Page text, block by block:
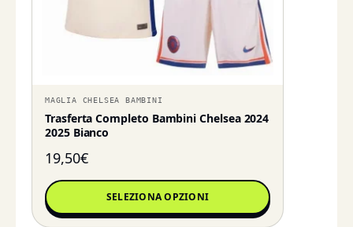
MAGLIA CHELSEA BAMBINI
Trasferta Completo Bambini Chelsea 2024
2025 Bianco
19,50€
SELEZIONA OPZIONI